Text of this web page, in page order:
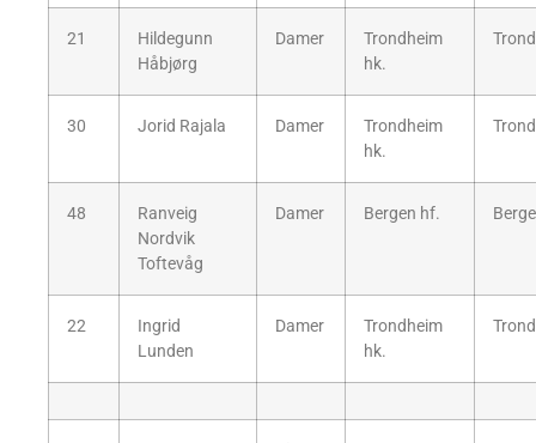
21
Hildegunn
Håbjørg
Damer
Trondheim
hk.
30 Jorid Rajala Damer
Trondheim
hk.
48
Ranveig
Nordvik
Toftevåg
Damer Bergen hf.
22
Ingrid
Lunden
Damer
Trondheim
hk.